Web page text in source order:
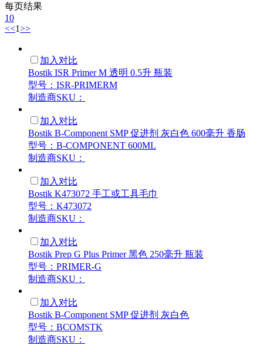
每页结果
10
<<1>>
加入对比
Bostik ISR Primer M 透明 0.5升 瓶装
型号：ISR-PRIMERM
制造商SKU：
加入对比
Bostik B-Component SMP 促进剂 灰白色 600毫升 香肠
型号：B-COMPONENT 600ML
制造商SKU：
加入对比
Bostik K473072 手工或工具毛巾
型号：K473072
制造商SKU：
加入对比
Bostik Prep G Plus Primer 黑色 250毫升 瓶装
型号：PRIMER-G
制造商SKU：
加入对比
Bostik B-Component SMP 促进剂 灰白色
型号：BCOMSTK
制造商SKU：